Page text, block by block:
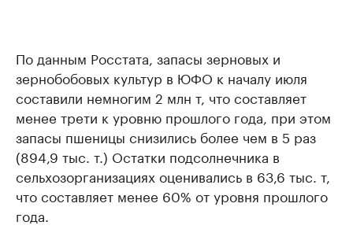
По данным Росстата, запасы зерновых и
зернобобовых культур в ЮФО к началу июля
составили немногим 2 млн т, что составляет
менее трети к уровню прошлого года, при этом
запасы пшеницы снизились более чем в 5 раз
(894,9 тыс. т.) Остатки подсолнечника в
сельхозорганизациях оценивались в 63,6 тыс. т,
что составляет менее 60% от уровня прошлого
года.